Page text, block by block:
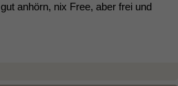
anhörn, nix Free, aber frei und